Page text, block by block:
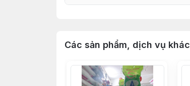
Các sản phẩm, dịch vụ khác